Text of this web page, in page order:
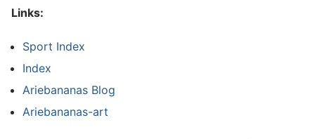
Links:
Sport Index
Index
Ariebananas Blog
Ariebananas-art